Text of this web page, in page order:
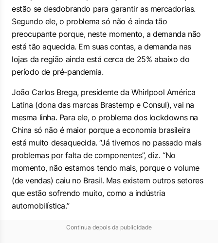
estão se desdobrando para garantir as mercadorias.
Segundo ele, o problema só não é ainda tão
preocupante porque, neste momento, a demanda não
está tão aquecida. Em suas contas, a demanda nas
lojas da região ainda está cerca de 25% abaixo do
período de pré-pandemia.
João Carlos Brega, presidente da Whirlpool América
Latina (dona das marcas Brastemp e Consul), vai na
mesma linha. Para ele, o problema dos lockdowns na
China só não é maior porque a economia brasileira
está muito desaquecida. “Já tivemos no passado mais
problemas por falta de componentes”, diz. “No
momento, não estamos tendo mais, porque o volume
(de vendas) caiu no Brasil. Mas existem outros setores
que estão sofrendo muito, como a indústria
automobilística.”
Continua depois da publicidade